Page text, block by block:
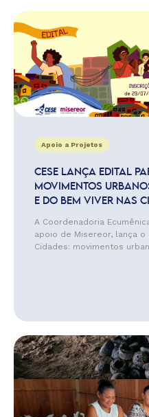
Apoio a Projetos
CESE LANÇA EDITAL
MOVIMENTOS
E DO BEM VIVER NAS
A Coordenadoria
apoio de Misereor, lança o
Cidades: movimentos